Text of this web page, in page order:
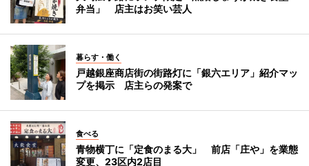
弁当」 店主はお笑い芸人
暮らす・働く
戸越銀座商店街の街路灯に「銀六エリア」紹介マッ
プを掲示 店主らの発案で
食べる
青物横丁に「定食のまる大」 前店「庄や」を業態
変更、23区内2店目